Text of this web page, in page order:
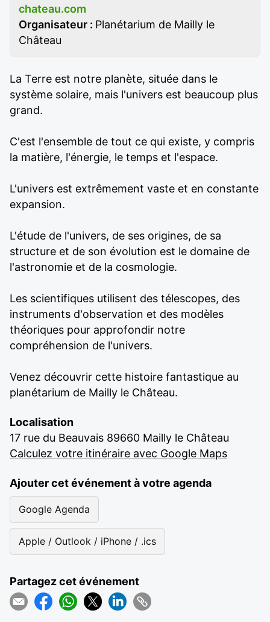
chateau.com
Organisateur : Planétarium de Mailly le
Château
La Terre est notre planète, située dans le
système solaire, mais l'univers est beaucoup plus
grand.
C'est l'ensemble de tout ce qui existe, y compris
la matière, l'énergie, le temps et l'espace.
L'univers est extrêmement vaste et en constante
expansion.
L'étude de l'univers, de ses origines, de sa
structure et de son évolution est le domaine de
l'astronomie et de la cosmologie.
Les scientifiques utilisent des télescopes, des
instruments d'observation et des modèles
théoriques pour approfondir notre
compréhension de l'univers.
Venez découvrir cette histoire fantastique au
planétarium de Mailly le Château.
Localisation
17 rue du Beauvais 89660 Mailly le Château
Calculez votre itinéraire avec Google Maps
Ajouter cet événement à votre agenda
Google Agenda
Apple / Outlook / iPhone / .ics
Partagez cet événement